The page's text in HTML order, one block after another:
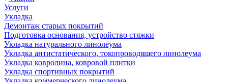
Услуги
Укладка
Демонтаж старых покрытий
Подготовка основания, устройство стяжки
Укладка натурального линолеума
Укладка антистатического, токопроводящего линолеума
Укладка ковролина, ковровой плитки
Укладка спортивных покрытий